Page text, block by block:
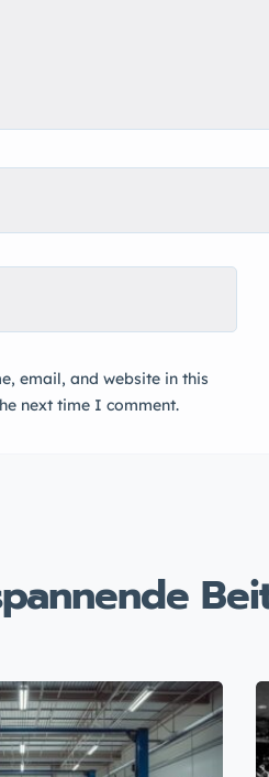
email, and website in this
next time I comment.